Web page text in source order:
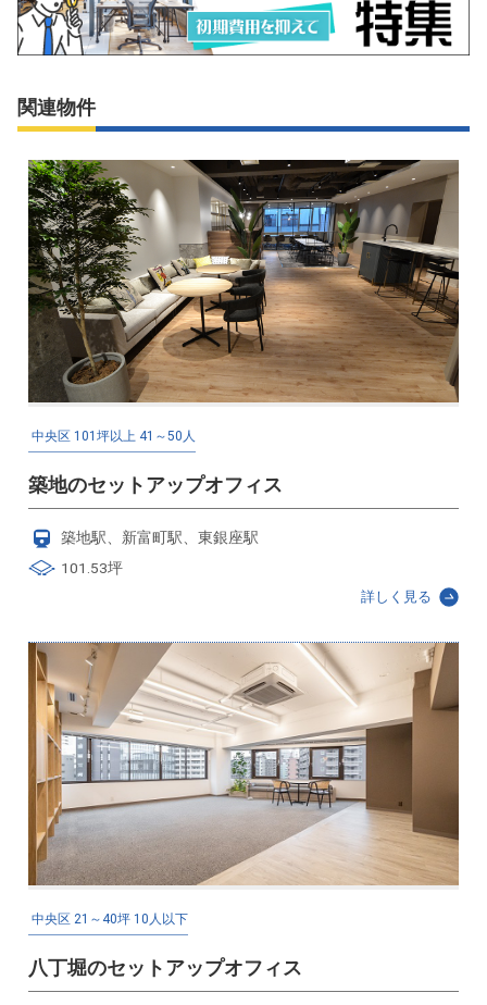
関連物件
中央区 101坪以上 41～50人
築地のセットアップオフィス
築地駅、新富町駅、東銀座駅
101.53坪
詳しく見る
中央区 21～40坪 10人以下
八丁堀のセットアップオフィス